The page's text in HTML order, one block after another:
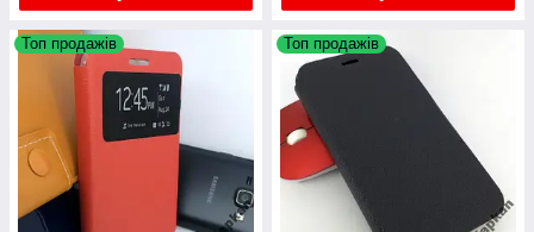
Топ продажів Топ продажів